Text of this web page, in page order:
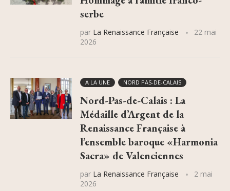
serbe
par La Renaissance Française
22 mai
2026
A LA UNE NORD PAS-DE-CALAIS
Nord-Pas-de-Calais : La
Médaille d’Argent de la
Renaissance Française à
l’ensemble baroque «Harmonia
Sacra» de Valenciennes
par La Renaissance Française
2 mai
2026